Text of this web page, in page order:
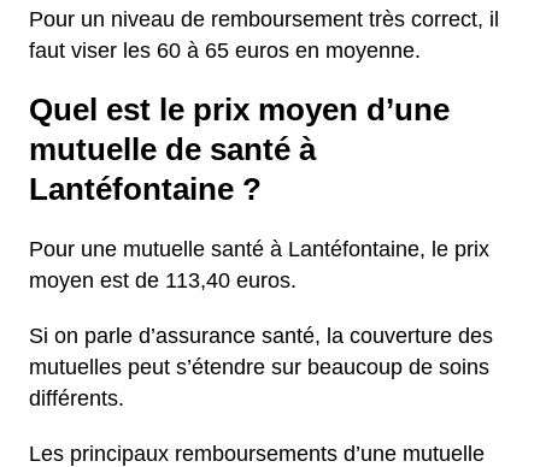
Pour un niveau de remboursement très correct, il
faut viser les 60 à 65 euros en moyenne.
Quel est le prix moyen d’une
mutuelle de santé à
Lantéfontaine ?
Pour une mutuelle santé à Lantéfontaine, le prix
moyen est de 113,40 euros.
Si on parle d’assurance santé, la couverture des
mutuelles peut s’étendre sur beaucoup de soins
différents.
Les principaux remboursements d’une mutuelle